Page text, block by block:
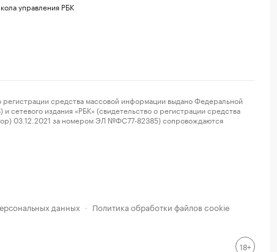
управления РБК
средства массовой информации выдано Федеральной
издания «РБК» (свидетельство о регистрации средства
03.12.2021 за номером ЭЛ №ФС77-82385) сопровождаются
данных · Политика обработки файлов cookie
18+